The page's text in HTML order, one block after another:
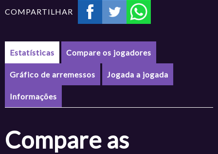
COMPARTILHAR
Estatísticas Compare os jogadores
Gráfico de arremessos Jogada a jogada
Informações
Compare as